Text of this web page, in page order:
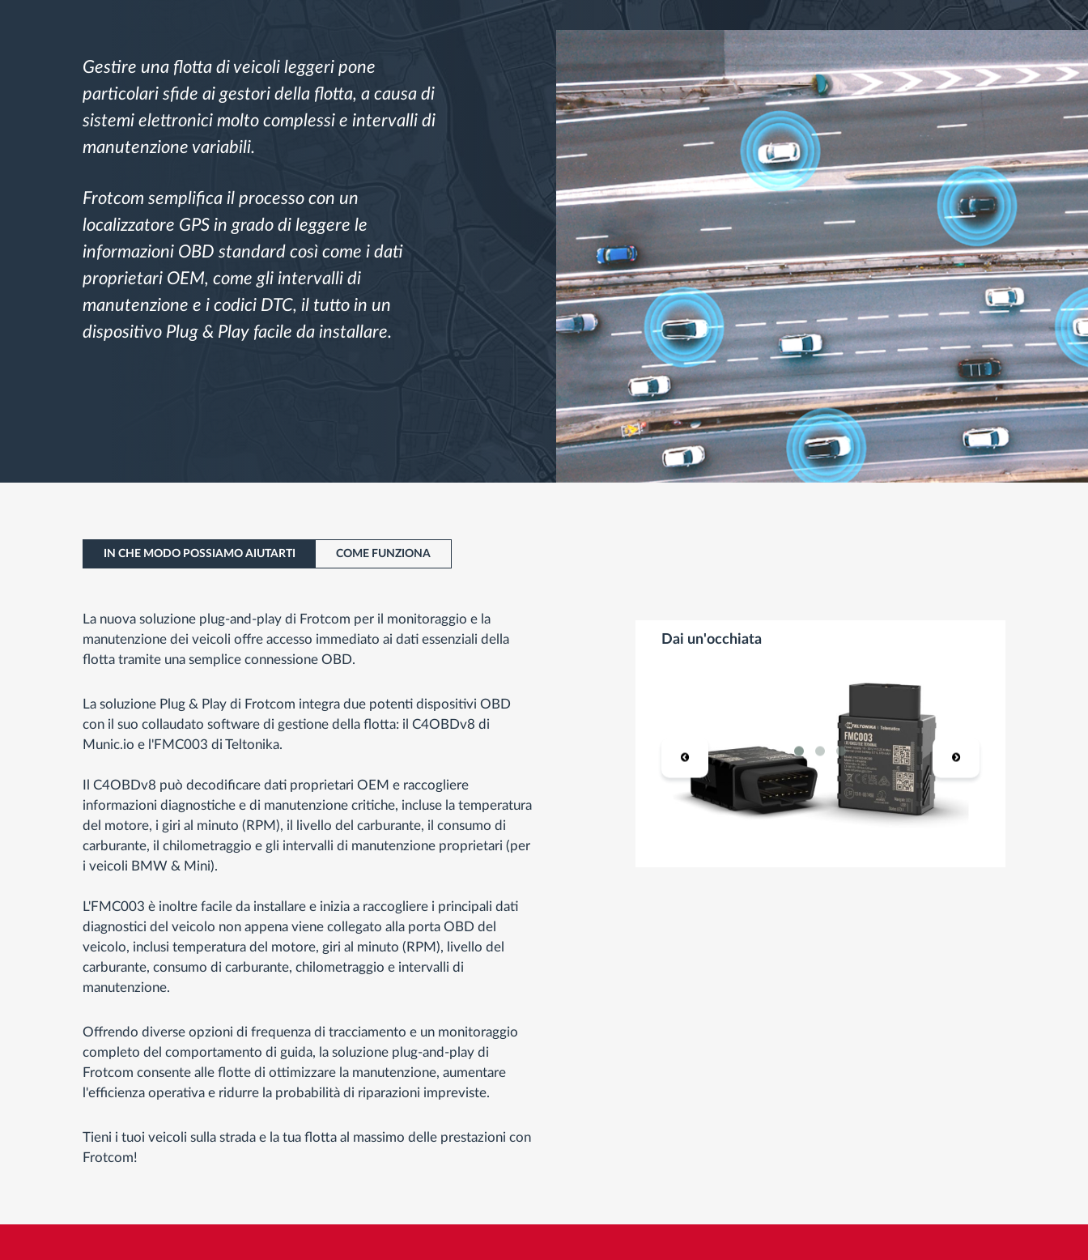
Pianificazione dei percorsi e
monitoraggio
Identificazione automatica del
Scopri tutte le caratteristiche
Gestire una flotta di veicoli leggeri pone
particolari sfide ai gestori della flotta, a causa di
sistemi elettronici molto complessi e intervalli di
manutenzione variabili.
Frotcom semplifica il processo con un
localizzatore GPS in grado di leggere le
informazioni OBD standard così come i dati
proprietari OEM, come gli intervalli di
manutenzione e i codici DTC, il tutto in un
dispositivo Plug & Play facile da installare.
IN CHE MODO POSSIAMO AIUTARTI COME FUNZIONA
La nuova soluzione plug-and-play di Frotcom per il monitoraggio e la
manutenzione dei veicoli offre accesso immediato ai dati essenziali della
flotta tramite una semplice connessione OBD.
La soluzione Plug & Play di Frotcom integra due potenti dispositivi OBD
con il suo collaudato software di gestione della flotta: il C4OBDv8 di
Munic.io e l'FMC003 di Teltonika.
Il C4OBDv8 può decodificare dati proprietari OEM e raccogliere
informazioni diagnostiche e di manutenzione critiche, incluse la temperatura
del motore, i giri al minuto (RPM), il livello del carburante, il consumo di
carburante, il chilometraggio e gli intervalli di manutenzione proprietari (per
i veicoli BMW & Mini).
L'FMC003 è inoltre facile da installare e inizia a raccogliere i principali dati
diagnostici del veicolo non appena viene collegato alla porta OBD del
veicolo, inclusi temperatura del motore, giri al minuto (RPM), livello del
carburante, consumo di carburante, chilometraggio e intervalli di
manutenzione.
Offrendo diverse opzioni di frequenza di tracciamento e un monitoraggio
completo del comportamento di guida, la soluzione plug-and-play di
Frotcom consente alle flotte di ottimizzare la manutenzione, aumentare
l'efficienza operativa e ridurre la probabilità di riparazioni impreviste.
Tieni i tuoi veicoli sulla strada e la tua flotta al massimo delle prestazioni con
Frotcom!
Dai un'occhiata